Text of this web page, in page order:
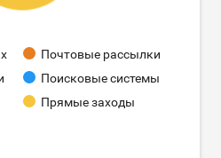
Почтовые рассылки
Поисковые системы
Прямые заходы